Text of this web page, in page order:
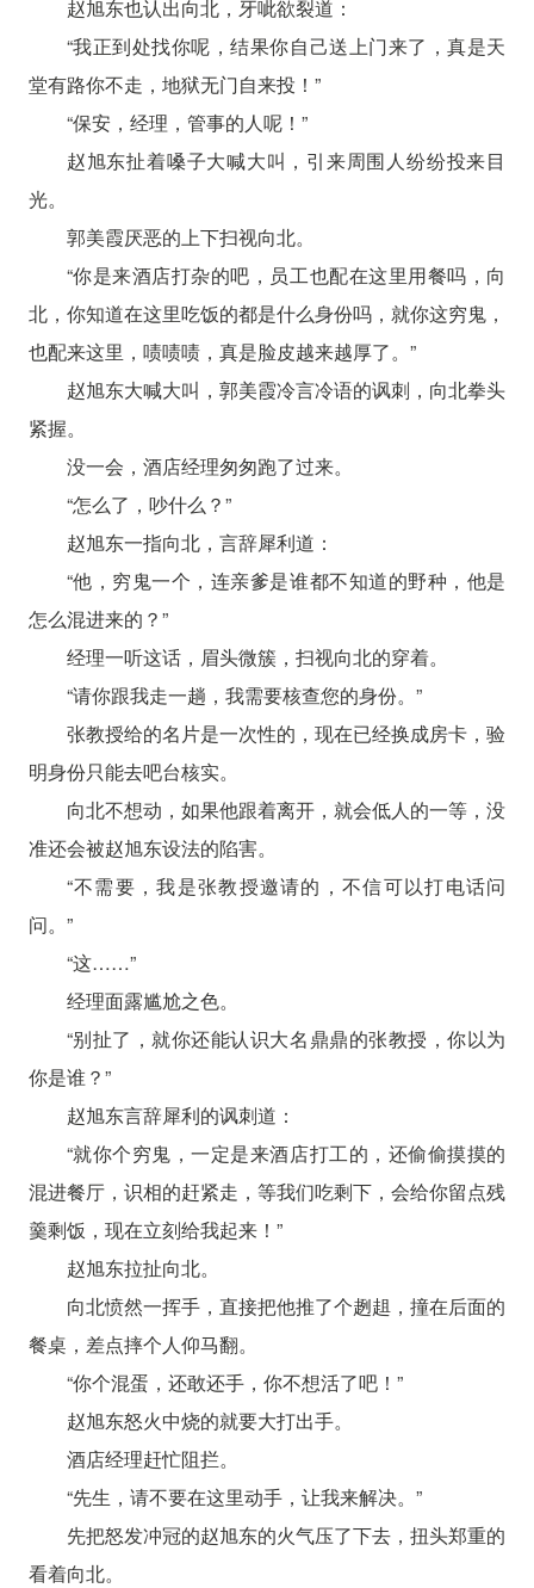
赵旭东也认出向北，牙呲欲裂道：
“我正到处找你呢，结果你自己送上门来了，真是天
堂有路你不走，地狱无门自来投！”
“保安，经理，管事的人呢！”
赵旭东扯着嗓子大喊大叫，引来周围人纷纷投来目
光。
郭美霞厌恶的上下扫视向北。
“你是来酒店打杂的吧，员工也配在这里用餐吗，向
北，你知道在这里吃饭的都是什么身份吗，就你这穷鬼，
也配来这里，啧啧啧，真是脸皮越来越厚了。”
赵旭东大喊大叫，郭美霞冷言冷语的讽刺，向北拳头
紧握。
没一会，酒店经理匆匆跑了过来。
“怎么了，吵什么？”
赵旭东一指向北，言辞犀利道：
“他，穷鬼一个，连亲爹是谁都不知道的野种，他是
怎么混进来的？”
经理一听这话，眉头微簇，扫视向北的穿着。
“请你跟我走一趟，我需要核查您的身份。”
张教授给的名片是一次性的，现在已经换成房卡，验
明身份只能去吧台核实。
向北不想动，如果他跟着离开，就会低人的一等，没
准还会被赵旭东设法的陷害。
“不需要，我是张教授邀请的，不信可以打电话问
问。”
“这……”
经理面露尴尬之色。
“别扯了，就你还能认识大名鼎鼎的张教授，你以为
你是谁？”
赵旭东言辞犀利的讽刺道：
“就你个穷鬼，一定是来酒店打工的，还偷偷摸摸的
混进餐厅，识相的赶紧走，等我们吃剩下，会给你留点残
羹剩饭，现在立刻给我起来！”
赵旭东拉扯向北。
向北愤然一挥手，直接把他推了个趔趄，撞在后面的
餐桌，差点摔个人仰马翻。
“你个混蛋，还敢还手，你不想活了吧！”
赵旭东怒火中烧的就要大打出手。
酒店经理赶忙阻拦。
“先生，请不要在这里动手，让我来解决。”
先把怒发冲冠的赵旭东的火气压了下去，扭头郑重的
看着向北。